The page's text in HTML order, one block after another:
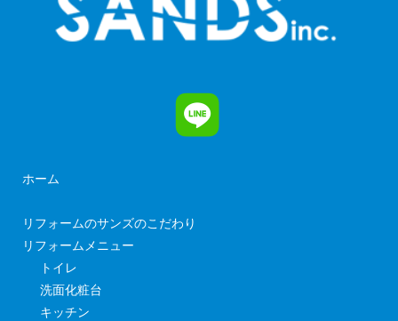
ホーム
リフォームのサンズのこだわり
リフォームメニュー
トイレ
洗面化粧台
キッチン